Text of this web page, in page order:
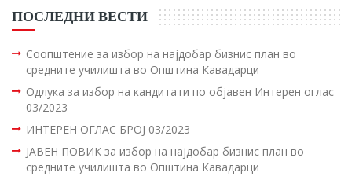
ПОСЛЕДНИ ВЕСТИ
Соопштение за избор на најдобар бизнис план во
средните училишта во Општина Кавадарци
Одлука за избор на кандитати по објавен Интерен оглас
03/2023
ИНТЕРЕН ОГЛАС БРОЈ 03/2023
ЈАВЕН ПОВИК за избор на најдобар бизнис план во
средните училишта во Општина Кавадарци